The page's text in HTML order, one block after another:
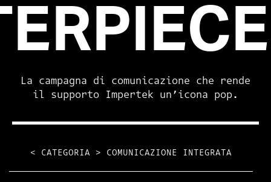
La campagna di comunicazione che rende
il supporto Impertek un’icona pop.
< CATEGORIA > COMUNICAZIONE INTEGRATA